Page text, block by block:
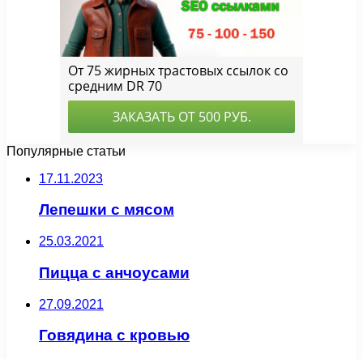
Популярные статьи
17.11.2023
Лепешки с мясом
25.03.2021
Пицца с анчоусами
27.09.2021
Говядина с кровью